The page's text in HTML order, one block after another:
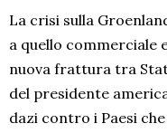
La crisi sulla
a quello commerciale
nuova frattura tra
del presidente
dazi contro i Paesi